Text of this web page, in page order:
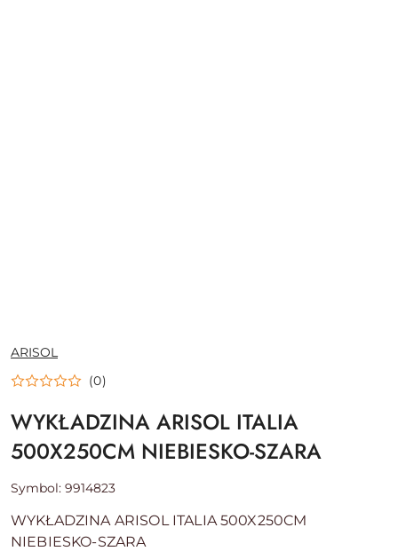
NAZWA
PRODUCENTA:
ARISOL
(0)
WYKŁADZINA ARISOL ITALIA
500X250CM NIEBIESKO-SZARA
Symbol: 9914823
WYKŁADZINA ARISOL ITALIA 500X250CM
NIEBIESKO-SZARA